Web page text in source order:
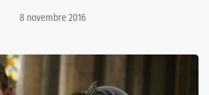
8 novembre 2016